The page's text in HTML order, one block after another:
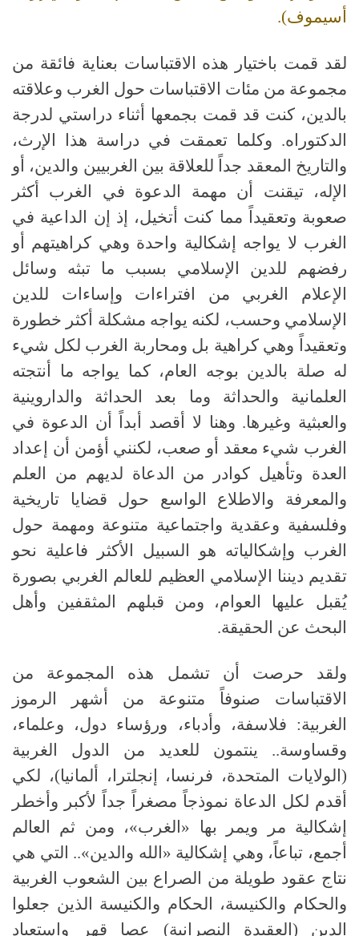
أسيموف).
لقد قمت باختيار هذه الاقتباسات بعناية فائقة من
مجموعة من مئات الاقتباسات حول الغرب وعلاقته
بالدين، كنت قد قمت بجمعها أثناء دراستي لدرجة
الدكتوراه. وكلما تعمقت في دراسة هذا الإرث،
والتاريخ المعقد جداً للعلاقة بين الغربيين والدين، أو
الإله، تيقنت أن مهمة الدعوة في الغرب أكثر
صعوبة وتعقيداً مما كنت أتخيل، إذ إن الداعية في
الغرب لا يواجه إشكالية واحدة وهي كراهيتهم أو
رفضهم للدين الإسلامي بسبب ما تبثه وسائل
الإعلام الغربي من افتراءات وإساءات للدين
الإسلامي وحسب، لكنه يواجه مشكلة أكثر خطورة
وتعقيداً وهي كراهية بل ومحاربة الغرب لكل شيء
له صلة بالدين بوجه العام، كما يواجه ما أنتجته
العلمانية والحداثة وما بعد الحداثة والداروينية
والعبثية وغيرها. وهنا لا أقصد أبداً أن الدعوة في
الغرب شيء معقد أو صعب، لكنني أؤمن أن إعداد
العدة وتأهيل كوادر من الدعاة لديهم من العلم
والمعرفة والاطلاع الواسع حول قضايا تاريخية
وفلسفية وعقدية واجتماعية متنوعة ومهمة حول
الغرب وإشكالياته هو السبيل الأكثر فاعلية نحو
تقديم ديننا الإسلامي العظيم للعالم الغربي بصورة
يُقبل عليها العوام، ومن قبلهم المثقفين وأهل
البحث عن الحقيقة.
ولقد حرصت أن تشمل هذه المجموعة من
الاقتباسات صنوفاً متنوعة من أشهر الرموز
الغربية: فلاسفة، وأدباء، ورؤساء دول، وعلماء،
وقساوسة.. ينتمون للعديد من الدول الغربية
(الولايات المتحدة، فرنسا، إنجلترا، ألمانيا)، لكي
أقدم لكل الدعاة نموذجاً مصغراً جداً لأكبر وأخطر
إشكالية مر ويمر بها «الغرب»، ومن ثم العالم
أجمع، تباعاً، وهي إشكالية «الله والدين».. التي هي
نتاج عقود طويلة من الصراع بين الشعوب الغربية
والحكام والكنيسة، الحكام والكنيسة الذين جعلوا
الدين (العقيدة النصرانية) عصا قهر واستعباد